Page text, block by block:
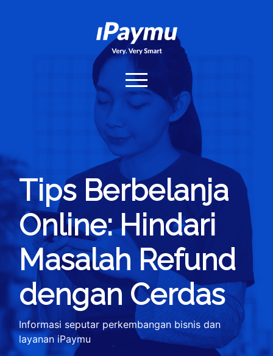
iPaymu.com
open
menu
Home
Hubungi Kami
Login
Tips Berbelanja
Online: Hindari
Masalah Refund
dengan Cerdas
Informasi seputar perkembangan bisnis dan
layanan iPaymu